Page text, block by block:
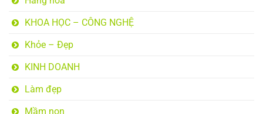
KHOA HỌC – CÔNG NGHỆ
Khỏe – Đẹp
KINH DOANH
Làm đẹp
Mầm non